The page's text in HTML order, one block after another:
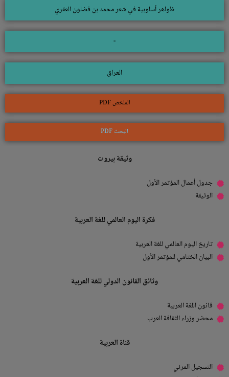
ظواهر أسلوبية في شعر محمد بن فضلون العقري
-
العراق
الملخص PDF
البحث PDF
وثيقة بيروت
جدول أعمال المؤتمر الأول
الوثيقة
فكرة اليوم العالمي للغة العربية
تاريخ اليوم العالمي للغة العربية
البيان الختامي للمؤتمر الأول
وثائق القانون الدولي للغة العربية
قانون اللغة العربية
محضر وزراء الثقافة العرب
قناة العربية
التسجيل المرئي